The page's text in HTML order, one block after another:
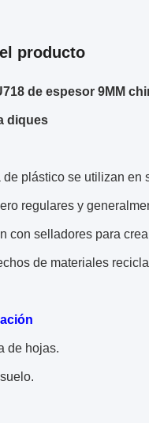
producto
de espesor 9MM
diques
de plástico se utilizan
regulares y
con selladores para
de materiales
de hojas.